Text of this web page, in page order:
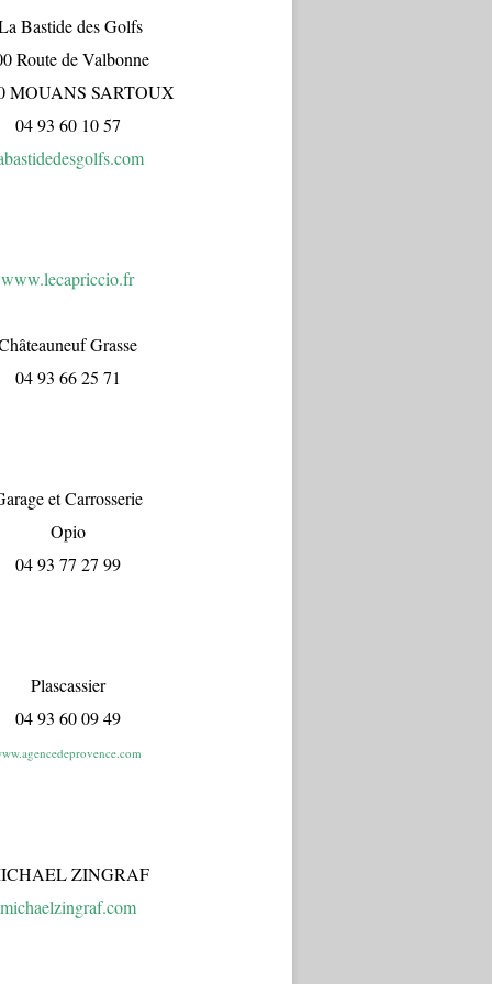
Bastide des Golfs
Route de Valbonne
MOUANS SARTOUX
04 93 60 10 57
www.lecapriccio.fr
Grasse
04 93 66 25 71
et Carrosserie
Opio
04 93 77 27 99
Plascassier
04 93 60 09 49
ZINGRAF
michaelzingraf.com